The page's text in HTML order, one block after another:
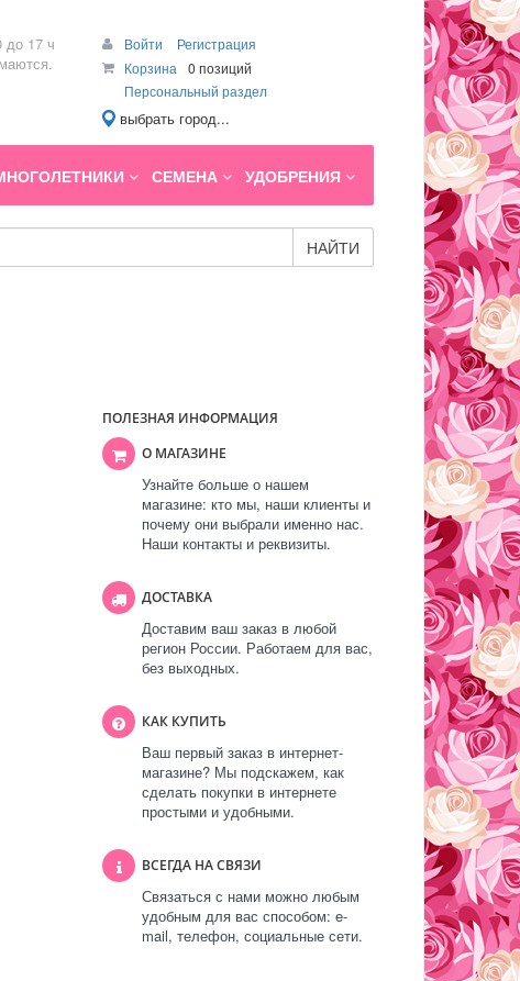
до 17 ч
Войти
Регистрация
Корзина
0 позиций
Персональный раздел
выбрать город...
СЕМЕНА УДОБРЕНИЯ
НАЙТИ
ПОЛЕЗНАЯ ИНФОРМАЦИЯ
О МАГАЗИНЕ
Узнайте больше о нашем
магазине: кто мы, наши клиенты и
почему они выбрали именно нас.
Наши контакты и реквизиты.
ДОСТАВКА
Доставим ваш заказ в любой
регион России. Работаем для вас,
без выходных.
КАК КУПИТЬ
Ваш первый заказ в интернет-
магазине? Мы подскажем, как
сделать покупки в интернете
простыми и удобными.
ВСЕГДА НА СВЯЗИ
Связаться с нами можно любым
удобным для вас способом: e-
mail, телефон, социальные сети.